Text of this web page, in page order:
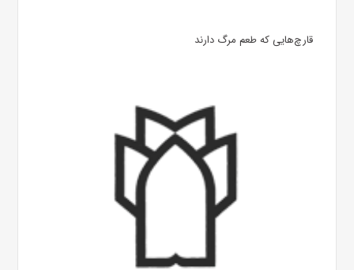
قارچ‌هایی که طعم مرگ دارند